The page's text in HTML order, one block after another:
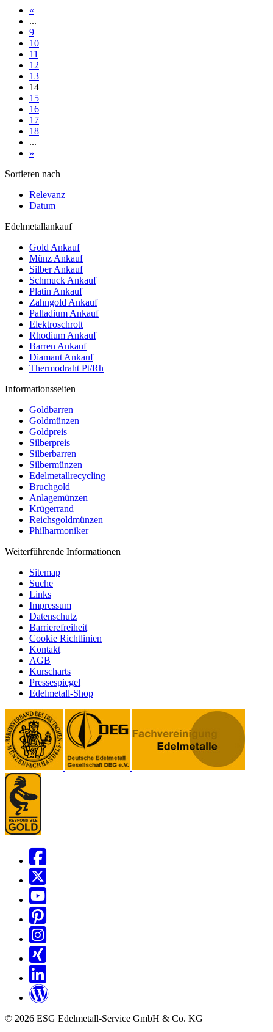
«
...
9
10
11
12
13
14
15
16
17
18
...
»
Sortieren nach
Relevanz
Datum
Edelmetallankauf
Gold Ankauf
Münz Ankauf
Silber Ankauf
Schmuck Ankauf
Platin Ankauf
Zahngold Ankauf
Palladium Ankauf
Elektroschrott
Rhodium Ankauf
Barren Ankauf
Diamant Ankauf
Thermodraht Pt/Rh
Informationsseiten
Goldbarren
Goldmünzen
Goldpreis
Silberpreis
Silberbarren
Silbermünzen
Edelmetallrecycling
Bruchgold
Anlagemünzen
Krügerrand
Reichsgoldmünzen
Philharmoniker
Weiterführende Informationen
Sitemap
Suche
Links
Impressum
Datenschutz
Barrierefreiheit
Cookie Richtlinien
Kontakt
AGB
Kurscharts
Pressespiegel
Edelmetall-Shop
© 2026 ESG Edelmetall-Service GmbH & Co. KG